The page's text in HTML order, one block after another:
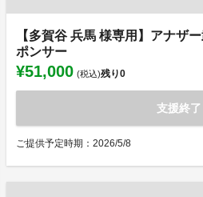
【多賀谷 兵馬 様専用】アナザ
ポンサー
¥51,000 (税込)残り0
支援終了
ご提供予定時期：2026/5/8